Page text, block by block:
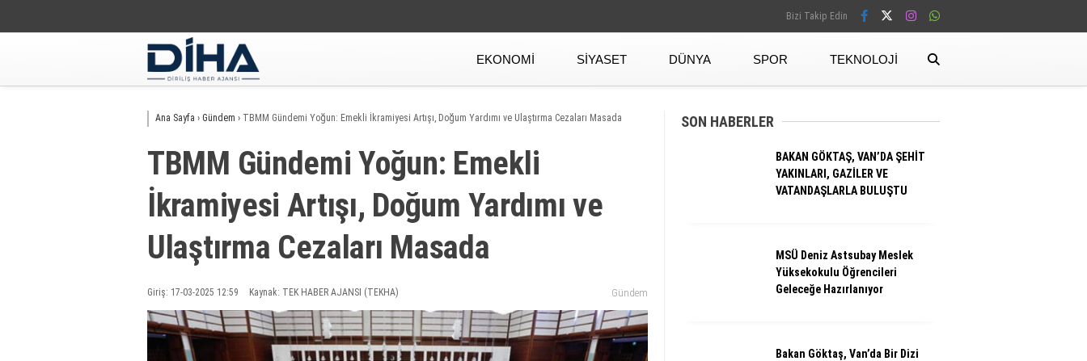
Bizi Takip Edin
EKONOMI SIYASET DÜNYA SPOR TEKNOLOJI
Ana Sayfa › Gündem › TBMM Gündemi Yoğun: Emekli İkramiyesi Artışı, Doğum Yardımı ve Ulaştırma Cezaları Masada
TBMM Gündemi Yoğun: Emekli
İkramiyesi Artışı, Doğum Yardımı ve
Ulaştırma Cezaları Masada
Giriş: 17-03-2025 12:59 Kaynak: TEK HABER AJANSI (TEKHA) Gündem
SON HABERLER
BAKAN GÖKTAŞ, VAN’DA ŞEHİT
YAKINLARI, GAZİLER VE
VATANDAŞLARLA BULUŞTU
MSÜ Deniz Astsubay Meslek
Yüksekokulu Öğrencileri
Geleceğe Hazırlanıyor
Bakan Göktaş, Van’da Bir Dizi